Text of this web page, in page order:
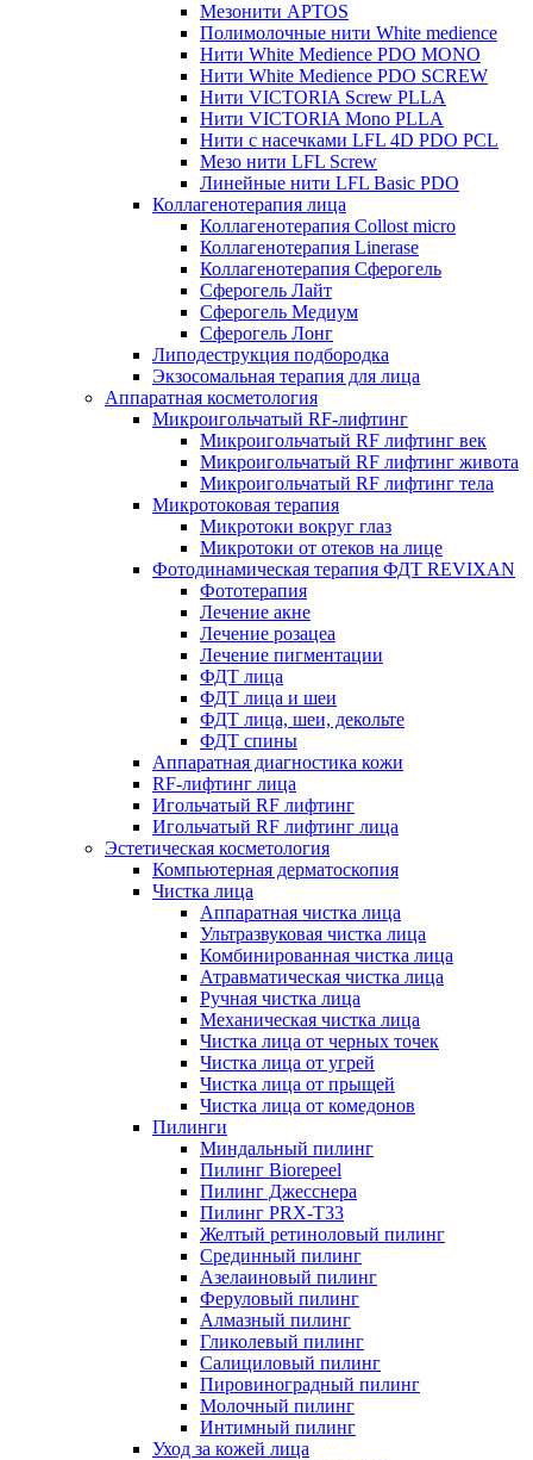
Мезонити APTOS
Полимолочные нити White medience
Нити White Medience PDO MONO
Нити White Medience PDO SCREW
Нити VICTORIA Screw PLLA
Нити VICTORIA Mono PLLA
Нити с насечками LFL 4D PDO PCL
Мезо нити LFL Screw
Линейные нити LFL Basic PDO
Коллагенотерапия лица
Коллагенотерапия Collost micro
Коллагенотерапия Linerase
Коллагенотерапия Сферогель
Сферогель Лайт
Сферогель Медиум
Сферогель Лонг
Липодеструкция подбородка
Экзосомальная терапия для лица
Аппаратная косметология
Микроигольчатый RF-лифтинг
Микроигольчатый RF лифтинг век
Микроигольчатый RF лифтинг живота
Микроигольчатый RF лифтинг тела
Микротоковая терапия
Микротоки вокруг глаз
Микротоки от отеков на лице
Фотодинамическая терапия ФДТ REVIXAN
Фототерапия
Лечение акне
Лечение розацеа
Лечение пигментации
ФДТ лица
ФДТ лица и шеи
ФДТ лица, шеи, декольте
ФДТ спины
Аппаратная диагностика кожи
RF-лифтинг лица
Игольчатый RF лифтинг
Игольчатый RF лифтинг лица
Эстетическая косметология
Компьютерная дерматоскопия
Чистка лица
Аппаратная чистка лица
Ультразвуковая чистка лица
Комбинированная чистка лица
Атравматическая чистка лица
Ручная чистка лица
Механическая чистка лица
Чистка лица от черных точек
Чистка лица от угрей
Чистка лица от прыщей
Чистка лица от комедонов
Пилинги
Миндальный пилинг
Пилинг Biorepeel
Пилинг Джесснера
Пилинг PRX-T33
Желтый ретиноловый пилинг
Срединный пилинг
Азелаиновый пилинг
Феруловый пилинг
Алмазный пилинг
Гликолевый пилинг
Салициловый пилинг
Пировиноградный пилинг
Молочный пилинг
Интимный пилинг
Уход за кожей лица